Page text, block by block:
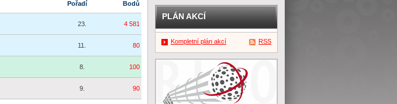
Pořadí Bodů
23. 4 581
11. 80
8. 100
9. 90
PLÁN AKCÍ
Kompletní plán akcí RSS